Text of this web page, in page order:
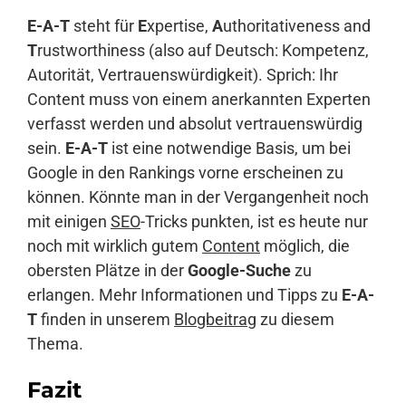
E-A-T steht für Expertise, Authoritativeness and
Trustworthiness (also auf Deutsch: Kompetenz,
Autorität, Vertrauenswürdigkeit). Sprich: Ihr
Content muss von einem anerkannten Experten
verfasst werden und absolut vertrauenswürdig
sein. E-A-T ist eine notwendige Basis, um bei
Google in den Rankings vorne erscheinen zu
können. Könnte man in der Vergangenheit noch
mit einigen SEO-Tricks punkten, ist es heute nur
noch mit wirklich gutem Content möglich, die
obersten Plätze in derGoogle-Suchezu
erlangen. Mehr Informationen und Tipps zu E-A-
Tfinden in unserem Blogbeitrag zu diesem
Thema.
Fazit